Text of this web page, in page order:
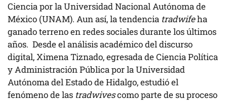
Ciencia por la Universidad Nacional Autónoma de
México (UNAM). Aun así, la tendencia tradwifeha
ganado terreno en redes sociales durante los últimos
años. Desde el análisis académico del discurso
digital, Ximena Tiznado, egresada de Ciencia Política
y Administración Pública por la Universidad
Autónoma del Estado de Hidalgo, estudió el
fenómeno de las tradwivescomo parte de su proceso